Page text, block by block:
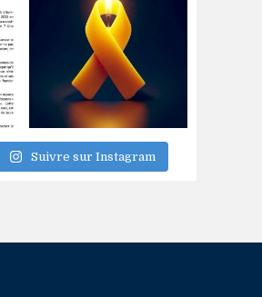
Suivre sur Instagram